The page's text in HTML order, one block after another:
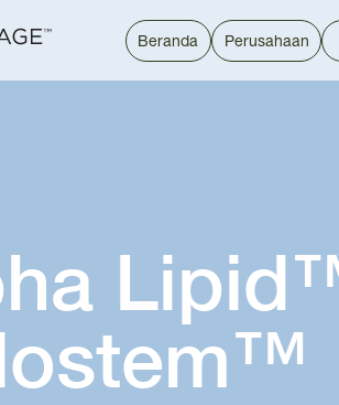
Beranda Perusahaan